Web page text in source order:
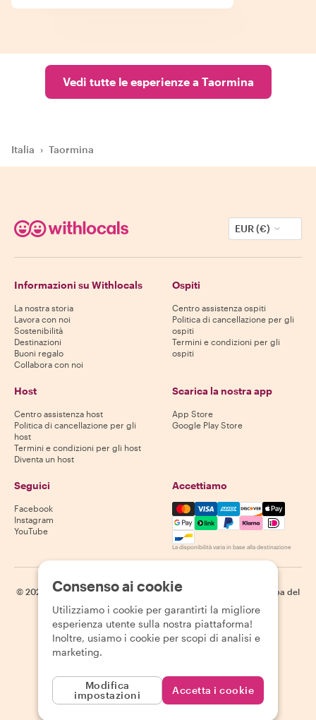
Vedi tutte le esperienze a Taormina
Italia › Taormina
EUR (€)
Informazioni su Withlocals
La nostra storia
Lavora con noi
Sostenibilità
Destinazioni
Buoni regalo
Collabora con noi
Ospiti
Centro assistenza ospiti
Politica di cancellazione per gli
ospiti
Termini e condizioni per gli
ospiti
Host
Centro assistenza host
Politica di cancellazione per gli
host
Termini e condizioni per gli host
Diventa un host
Scarica la nostra app
App Store
Google Play Store
Seguici
Facebook
Instagram
YouTube
Accettiamo
Mastercard, Visa, Amex,
La disponibilità varia in base alla destinazione
© 2026 Withlocals.com | Informativa sulla privacy
Mappa del
Consenso ai cookie
Utilizziamo i cookie per garantirti la migliore
esperienza utente sulla nostra piattaforma!
Inoltre, usiamo i cookie per scopi di analisi e
marketing.
Modifica
impostazioni
Accetta i cookie